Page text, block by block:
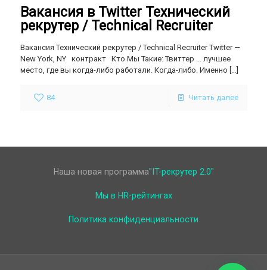
Вакансия в Twitter Технический
рекрутер / Technical Recruiter
Вакансия Технический рекрутер / Technical Recruiter Twitter —
New York, NY контракт Кто Мы Такие: Твиттер … лучшее
место, где вы когда-либо работали. Когда-либо. Именно […]
84 Читать далее
Наша новая программа"IT-рекрутер 2.0"
Мы в HR-рейтингах
Политика конфиденциальности